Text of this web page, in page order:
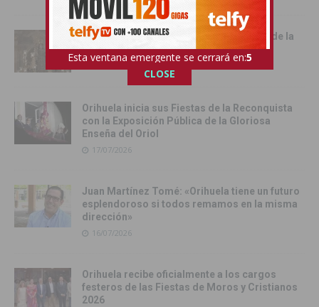
Cox vive su día grande con la procesión de la
Virgen del Carmen
Orihuela inicia sus Fiestas de la Reconquista
con la Exposición Pública de la Gloriosa
Enseña del Oriol
17/07/2026
Juan Martínez Tomé: «Orihuela tiene un futuro
esplendoroso si todos remamos en la misma
dirección»
16/07/2026
Orihuela recibe oficialmente a los cargos
festeros de las Fiestas de Moros y Cristianos
2026
Esta ventana emergente se cerrará en:4
CLOSE